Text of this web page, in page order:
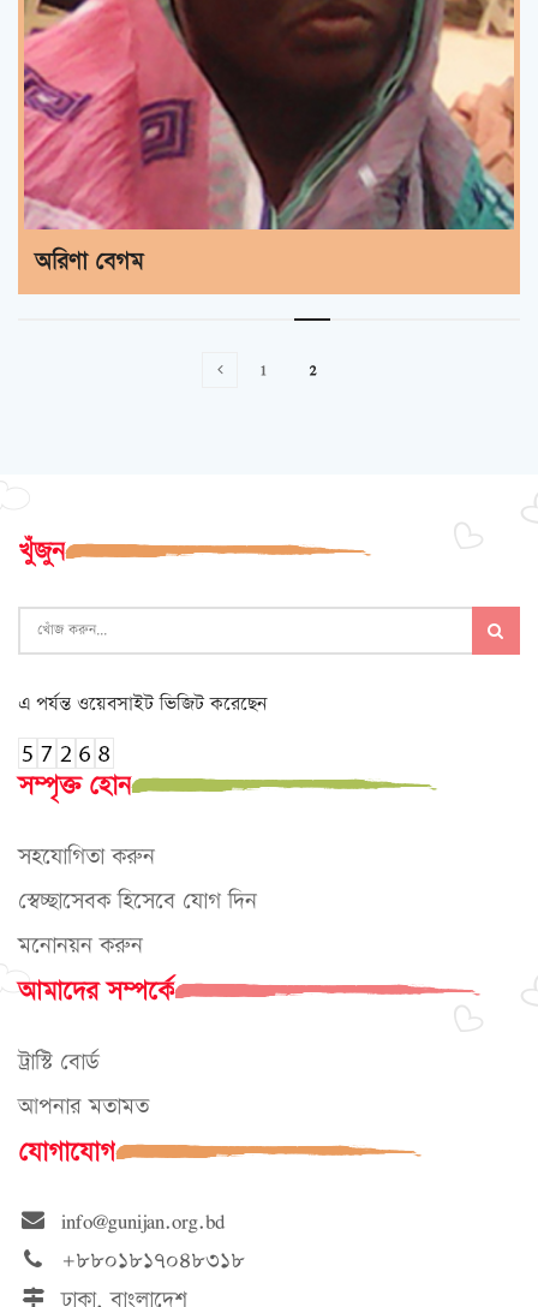
অরিণা বেগম
1 2
খুঁজুন
এ পর্যন্ত ওয়েবসাইট ভিজিট করেছেন
সম্পৃক্ত হোন
সহযোগিতা করুন
স্বেচ্ছাসেবক হিসেবে যোগ দিন
মনোনয়ন করুন
আমাদের সম্পর্কে
ট্রাস্টি বোর্ড
আপনার মতামত
যোগাযোগ
info@gunijan.org.bd
+৮৮০১৮১৭০৪৮৩১৮